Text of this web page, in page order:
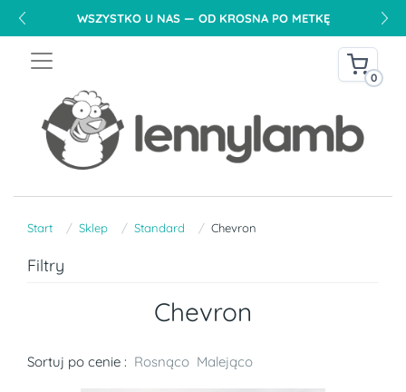
WSZYSTKO U NAS — OD KROSNA PO METKĘ
0
Start Sklep Standard Chevron
Filtry
Chevron
Sortuj po cenie : Rosnąco Malejąco